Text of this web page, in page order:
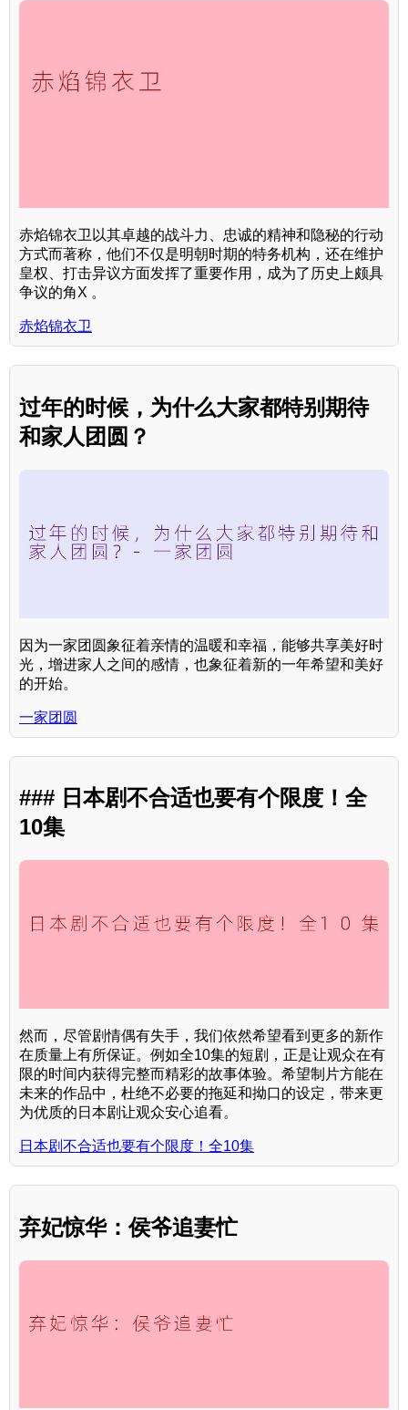
赤焰锦衣卫以其卓越的战斗力、忠诚的精神和隐秘的行动
方式而著称，他们不仅是明朝时期的特务机构，还在维护
皇权、打击异议方面发挥了重要作用，成为了历史上颇具
争议的角X 。
赤焰锦衣卫
过年的时候，为什么大家都特别期待
和家人团圆？
因为一家团圆象征着亲情的温暖和幸福，能够共享美好时
光，增进家人之间的感情，也象征着新的一年希望和美好
的开始。
一家团圆
### 日本剧不合适也要有个限度！全
10集
然而，尽管剧情偶有失手，我们依然希望看到更多的新作
在质量上有所保证。例如全10集的短剧，正是让观众在有
限的时间内获得完整而精彩的故事体验。希望制片方能在
未来的作品中，杜绝不必要的拖延和拗口的设定，带来更
为优质的日本剧让观众安心追看。
日本剧不合适也要有个限度！全10集
弃妃惊华：侯爷追妻忙